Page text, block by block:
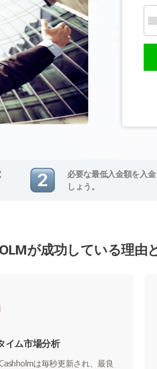
必要な最低入金額を入
しょう。
が成功している理由
イム市場分析
は毎秒更新され、最良